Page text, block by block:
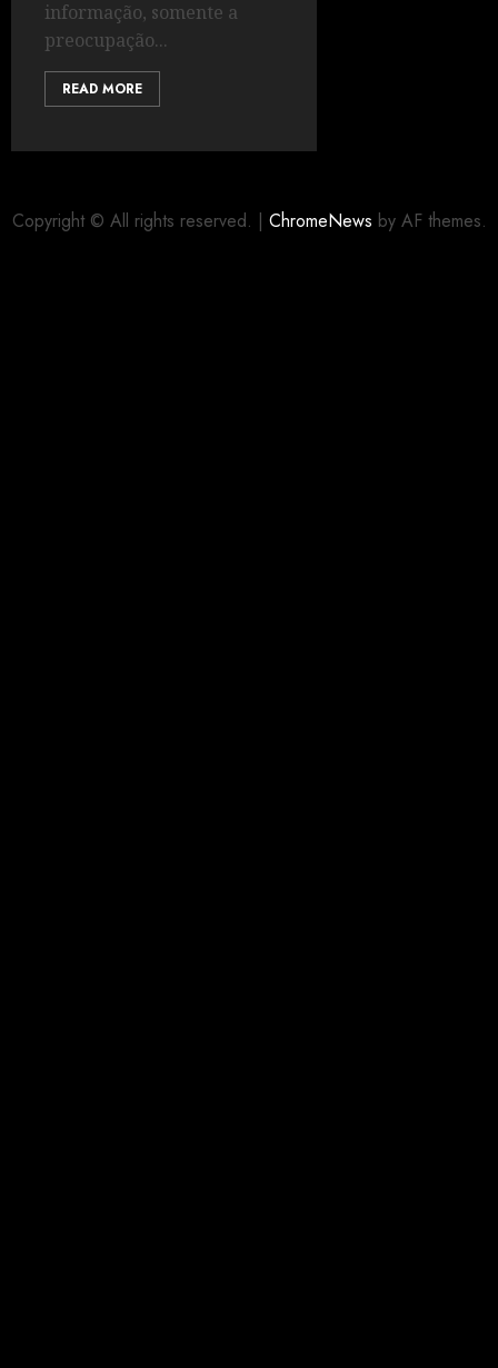
informação, somente a
preocupação...
READ MORE
Copyright © All rights reserved. | ChromeNews by AF themes.